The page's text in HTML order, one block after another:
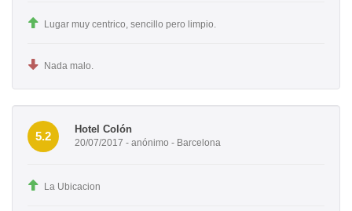
Lugar muy centrico, sencillo pero limpio.
Nada malo.
5.2
Hotel Colón
20/07/2017 - anónimo - Barcelona
La Ubicacion